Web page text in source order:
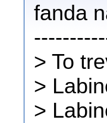
fanda
> To
>
>